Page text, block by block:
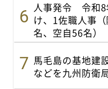
人事発令 令和8
け、1佐職人事
名、空自56名）
馬毛島の基地建
などを九州防衛